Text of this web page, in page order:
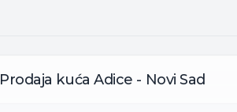
Prodaja kuća Adice - Novi Sad